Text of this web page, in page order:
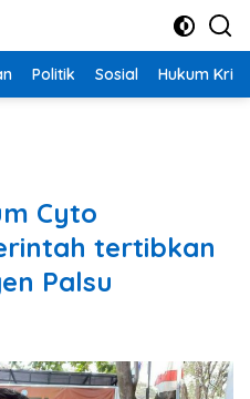
Politik Sosial Hukum
Cyto
tertibkan
Palsu